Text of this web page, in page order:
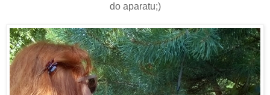
do aparatu;)